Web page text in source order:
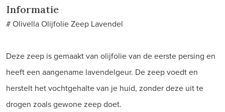
Informatie
# Olivella Olijfolie Zeep Lavendel
Deze zeep is gemaakt van olijfolie van de eerste persing en
heeft een aangename lavendelgeur. De zeep voedt en
herstelt het vochtgehalte van je huid, zonder deze uit te
drogen zoals gewone zeep doet.